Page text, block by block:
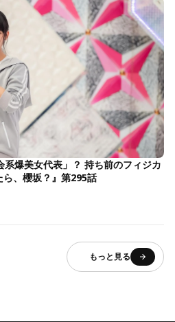
爆美女代表」？ 持ち前のフィジカ
、櫻坂？』第295話
もっと見る